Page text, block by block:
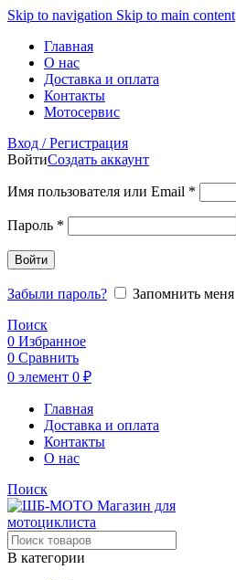
Skip to navigation Skip to main content
Главная
О нас
Доставка и оплата
Контакты
Мотосервис
Вход / Регистрация
ВойтиСоздать аккаунт
Имя пользователя или Email *
Пароль *
Войти
Забыли пароль?
Запомнить меня
Поиск
0 Избранное
0 Сравнить
0 элемент 0 ₽
Главная
Доставка и оплата
Контакты
О нас
Поиск
В категории